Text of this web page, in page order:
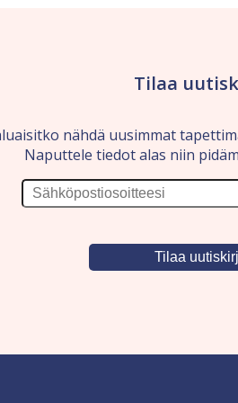
Tilaa
nähdä uusimmat
Naputtele tiedot alas niin